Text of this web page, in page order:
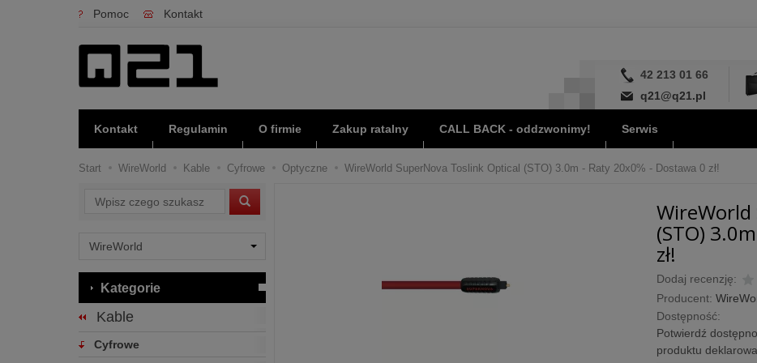
Pomoc Kontakt
42 213 01 66
q21@q21.pl
Kontakt Regulamin O firmie Zakup ratalny CALL BACK - oddzwonimy! Serwis
Start WireWorld Kable Cyfrowe Optyczne WireWorld SuperNova Toslink Optical (STO) 3.0m - Raty 20x0% - Dostawa 0 zł!
WireWorld
(STO)
zł!
Dodaj recenzję:
Producent:
Dostępność:
Potwierdź
produktu
Wyszukaj
Kategorie
Kable
Cyfrowe